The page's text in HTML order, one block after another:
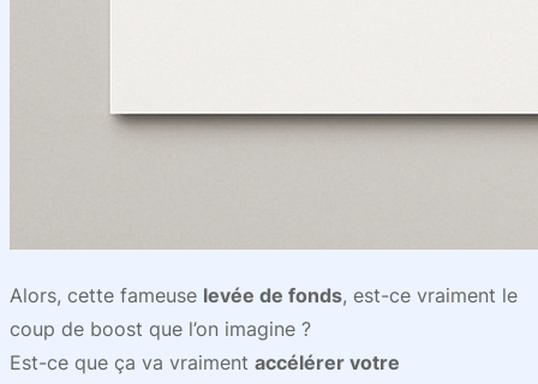
Alors, cette fameuse levée de fonds, est-ce vraiment le
coup de boost que l’on imagine ?
Est-ce que ça va vraiment accélérer votre